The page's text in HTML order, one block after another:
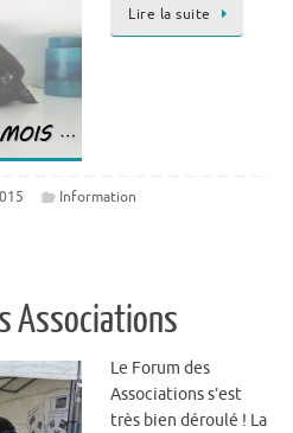
Lire la suite
Information
Associations
Le Forum des
Associations s’est
très bien déroulé ! La